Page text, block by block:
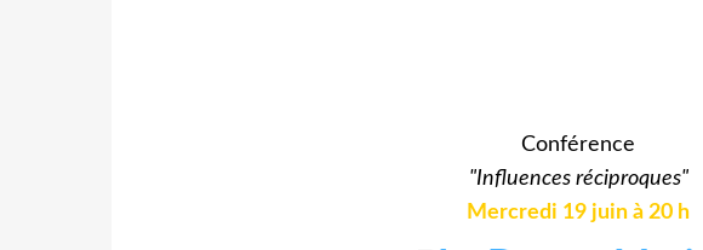
Conférence
"Influences réciproques"
Mercredi 19 juin à 20 h